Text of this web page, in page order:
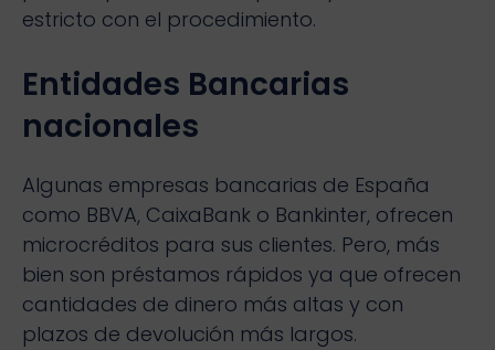
estricto con el procedimiento.
Entidades Bancarias
nacionales
Algunas empresas bancarias de España
como BBVA, CaixaBank o Bankinter, ofrecen
microcréditos para sus clientes. Pero, más
bien son préstamos rápidos ya que ofrecen
cantidades de dinero más altas y con
plazos de devolución más largos.